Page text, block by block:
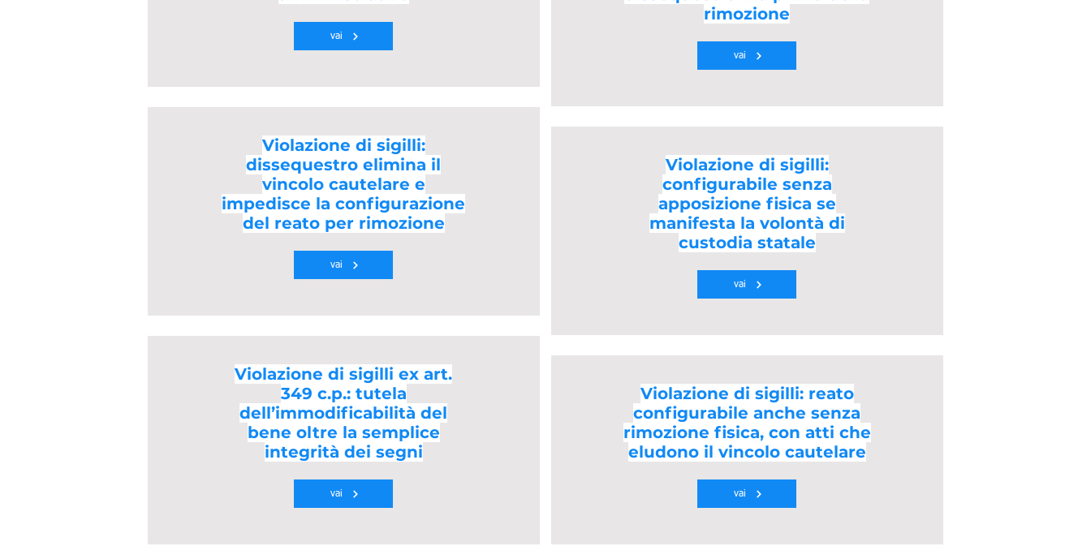
vai
Violazione di sigilli:
dissequestro elimina il
vincolo cautelare e
impedisce la configurazione
del reato per rimozione
vai
Violazione di sigilli ex art.
349 c.p.: tutela
dell’immodificabilità del
bene oltre la semplice
integrità dei segni
vai
rimozione
vai
Violazione di sigilli:
configurabile senza
apposizione fisica se
manifesta la volontà di
custodia statale
vai
Violazione di sigilli: reato
configurabile anche senza
rimozione fisica, con atti che
eludono il vincolo cautelare
vai